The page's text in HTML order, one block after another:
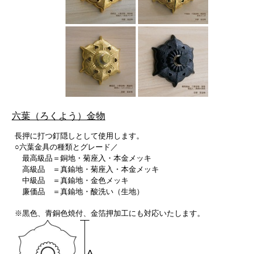
六葉（ろくよう）金物
長押に打つ釘隠しとして使用します。
○六葉金具の種類とグレード／
最高級品＝銅地・菊座入・本金メッキ
高級品 ＝真鍮地・菊座入・本金メッキ
中級品 ＝真鍮地・金色メッキ
廉価品 ＝真鍮地・酸洗い（生地）
※黒色、青銅色焼付、金箔押加工にも対応いたします。